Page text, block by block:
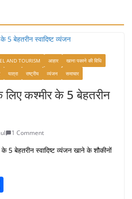
AND TOURISM आहार
खाना पकाने की विधि
यात्रा राष्ट्रीय व्यंजन समाचार
कश्मीर के 5 बेहतरीन
1 Comment
5 बेहतरीन स्वादिष्ट व्यंजन खाने के शौकीनों